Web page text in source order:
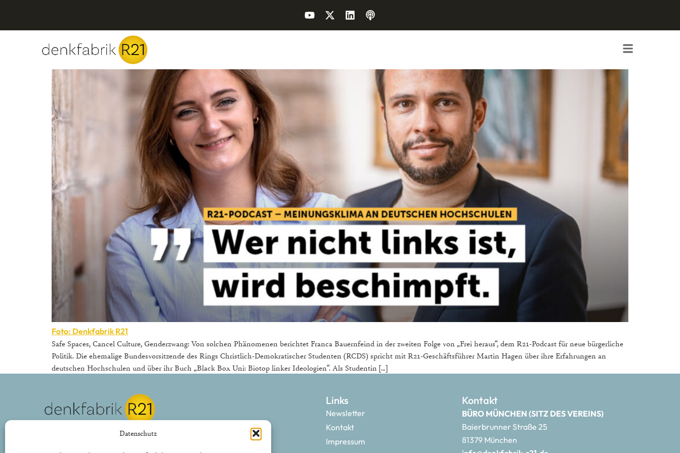
Datenschutz
Foto: Denkfabrik R21
Safe Spaces, Cancel Culture, Genderzwang: Von solchen Phänomenen berichtet Franca Bauernfeind in der zweiten Folge von „Frei heraus“, dem R21-Podcast für neue bürgerliche
Politik. Die ehemalige Bundesvorsitzende des Rings Christlich-Demokratischer Studenten (RCDS) spricht mit R21-Geschäftsführer Martin Hagen über ihre Erfahrungen an
deutschen Hochschulen und über ihr Buch „Black Box Uni: Biotop linker Ideologien“. Als Studentin […]
Links
Newsletter
Kontakt
Impressum
Kontakt
BÜRO MÜNCHEN (SITZ DES VEREINS)
Baierbrunner Straße 25
81379 München